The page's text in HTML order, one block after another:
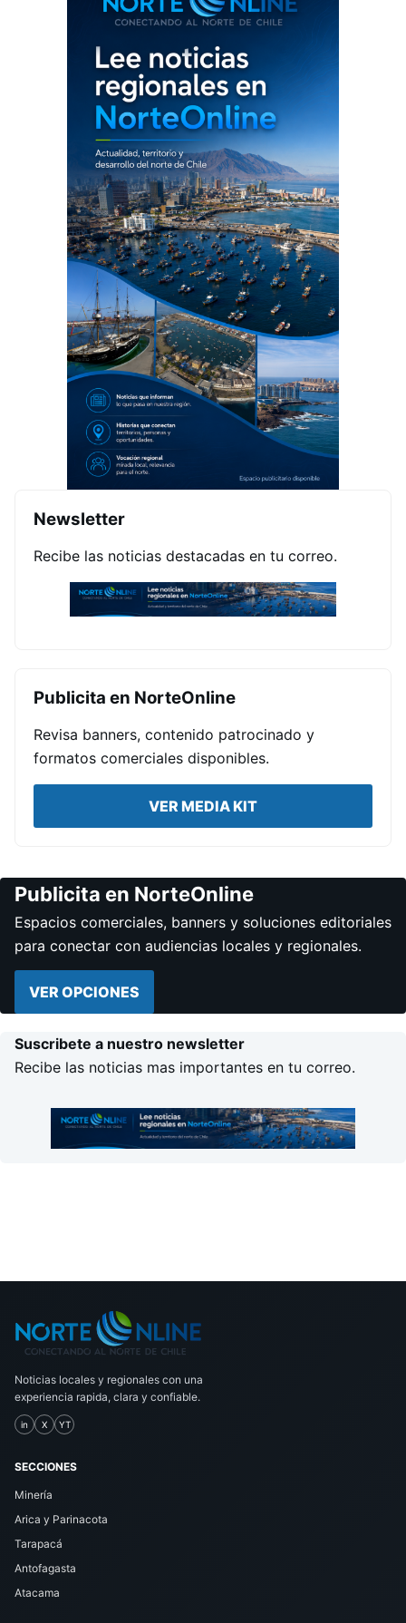
Newsletter
Recibe las noticias destacadas en tu correo.
Publicita en NorteOnline
Revisa banners, contenido patrocinado y
formatos comerciales disponibles.
VER MEDIA KIT
Publicita en NorteOnline
Espacios comerciales, banners y soluciones editoriales
para conectar con audiencias locales y regionales.
VER OPCIONES
Suscribete a nuestro newsletter
Recibe las noticias mas importantes en tu correo.
Noticias locales y regionales con una
experiencia rapida, clara y confiable.
in X YT
SECCIONES
Minería
Arica y Parinacota
Tarapacá
Antofagasta
Atacama